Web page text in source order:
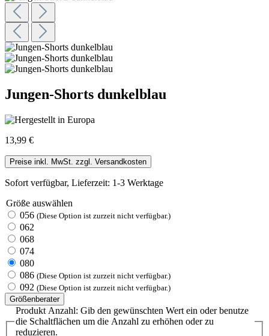
Jungen-Shorts dunkelblau
13,99 €
Preise inkl. MwSt. zzgl. Versandkosten
Sofort verfügbar, Lieferzeit: 1-3 Werktage
Größe auswählen
056 (Diese Option ist zurzeit nicht verfügbar.)
062
068
074
080
086 (Diese Option ist zurzeit nicht verfügbar.)
092 (Diese Option ist zurzeit nicht verfügbar.)
Größenberater
Produkt Anzahl: Gib den gewünschten Wert ein oder benutze
die Schaltflächen um die Anzahl zu erhöhen oder zu
reduzieren.